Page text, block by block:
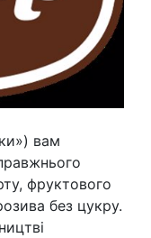
вам
фруктового
без цукру.